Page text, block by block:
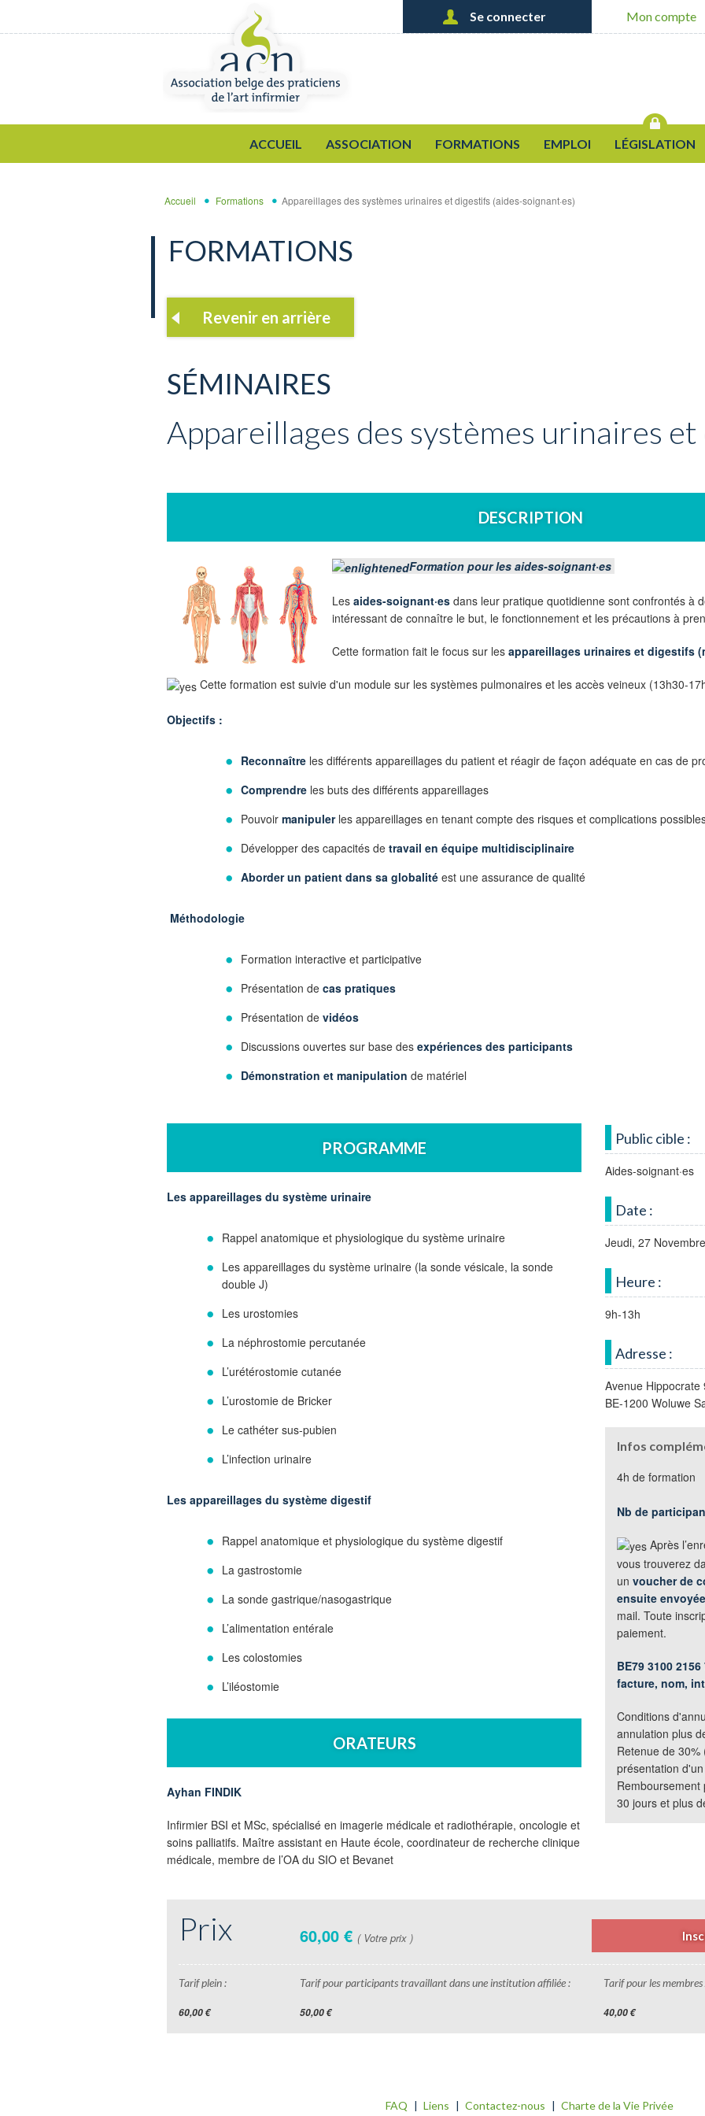
Se connecter Mon compte
ACCUEIL ASSOCIATION FORMATIONS EMPLOI LÉGISLATION
Accueil Formations Appareillages des systèmes urinaires et digestifs (aides-soignant·es)
FORMATIONS
Revenir en arrière
SÉMINAIRES
Appareillages des systèmes urinaires
DESCRIPTION
Formation pour les aides-soignant·es
Les aides-soignant·es dans leur pratique quotidienne sont confrontés à
intéressant de connaître le but, le fonctionnement et les précautions à
Cette formation fait le focus sur les appareillages urinaires et digestifs
Cette formation est suivie d'un module sur les systèmes pulmonaires et les accès veineux (13h30-
Objectifs :
Reconnaître les différents appareillages du patient et réagir de façon adéquate en cas de
Comprendre les buts des différents appareillages
Pouvoir manipuler les appareillages en tenant compte des risques et complications
Développer des capacités de travail en équipe multidisciplinaire
Aborder un patient dans sa globalité est une assurance de qualité
Méthodologie
Formation interactive et participative
Présentation de cas pratiques
Présentation de vidéos
Discussions ouvertes sur base des expériences des participants
Démonstration et manipulation de matériel
PROGRAMME
Les appareillages du système urinaire
Rappel anatomique et physiologique du système urinaire
Les appareillages du système urinaire (la sonde vésicale, la sonde
double J)
Les urostomies
La néphrostomie percutanée
L’urétérostomie cutanée
L’urostomie de Bricker
Le cathéter sus-pubien
L’infection urinaire
Les appareillages du système digestif
Rappel anatomique et physiologique du système digestif
La gastrostomie
La sonde gastrique/nasogastrique
L’alimentation entérale
Les colostomies
L’iléostomie
ORATEURS
Ayhan FINDIK
Infirmier BSI et MSc, spécialisé en imagerie médicale et radiothérapie, oncologie et
soins palliatifs. Maître assistant en Haute école, coordinateur de recherche clinique
médicale, membre de l’OA du SIO et Bevanet
Public cible :
Aides-soignant·es
Date :
Jeudi, 27
Heure :
9h-13h
Adresse :
Avenue Hippocrate
BE-1200 Woluwe
Infos
4h de formation
Nb de
Après
vous trouverez
unvoucher de
ensuite envoyée
mail. Toute
paiement.
BE79 3100
facture, nom,
Conditions
annulation plus
Retenue de
présentation
30 jours et plus
Prix 60,00 € ( Votre prix )
Tarif plein :
60,00 €
Tarif pour participants travaillant dans une institution affiliée :
50,00 €
Tarif pour les
40,00 €
FAQ Liens Contactez-nous Charte de la Vie Privée